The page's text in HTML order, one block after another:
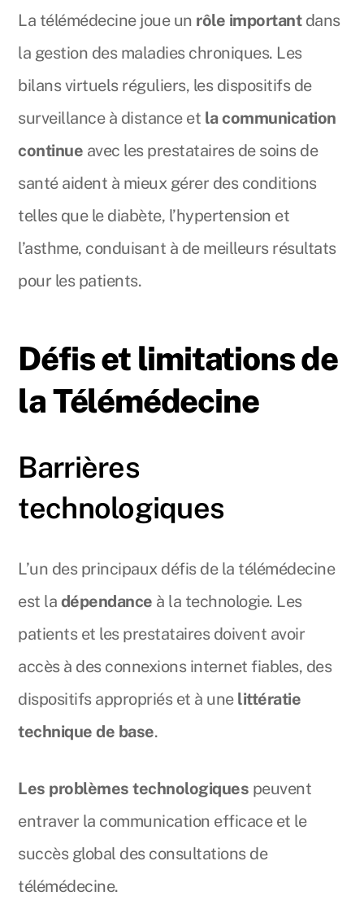
La télémédecine joue un rôle importantdans
la gestion des maladies chroniques. Les
bilans virtuels réguliers, les dispositifs de
surveillance à distance et la communication
continue avec les prestataires de soins de
santé aident à mieux gérer des conditions
telles que le diabète, l’hypertension et
l’asthme, conduisant à de meilleurs résultats
pour les patients.
Défis et limitations de
la Télémédecine
Barrières
technologiques
L’un des principaux défis de la télémédecine
est la dépendance à la technologie. Les
patients et les prestataires doivent avoir
accès à des connexions internet fiables, des
dispositifs appropriés et à une littératie
technique de base.
Les problèmes technologiques peuvent
entraver la communication efficace et le
succès global des consultations de
télémédecine.